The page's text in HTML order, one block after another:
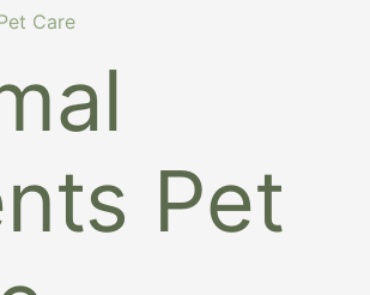
Care
Pet